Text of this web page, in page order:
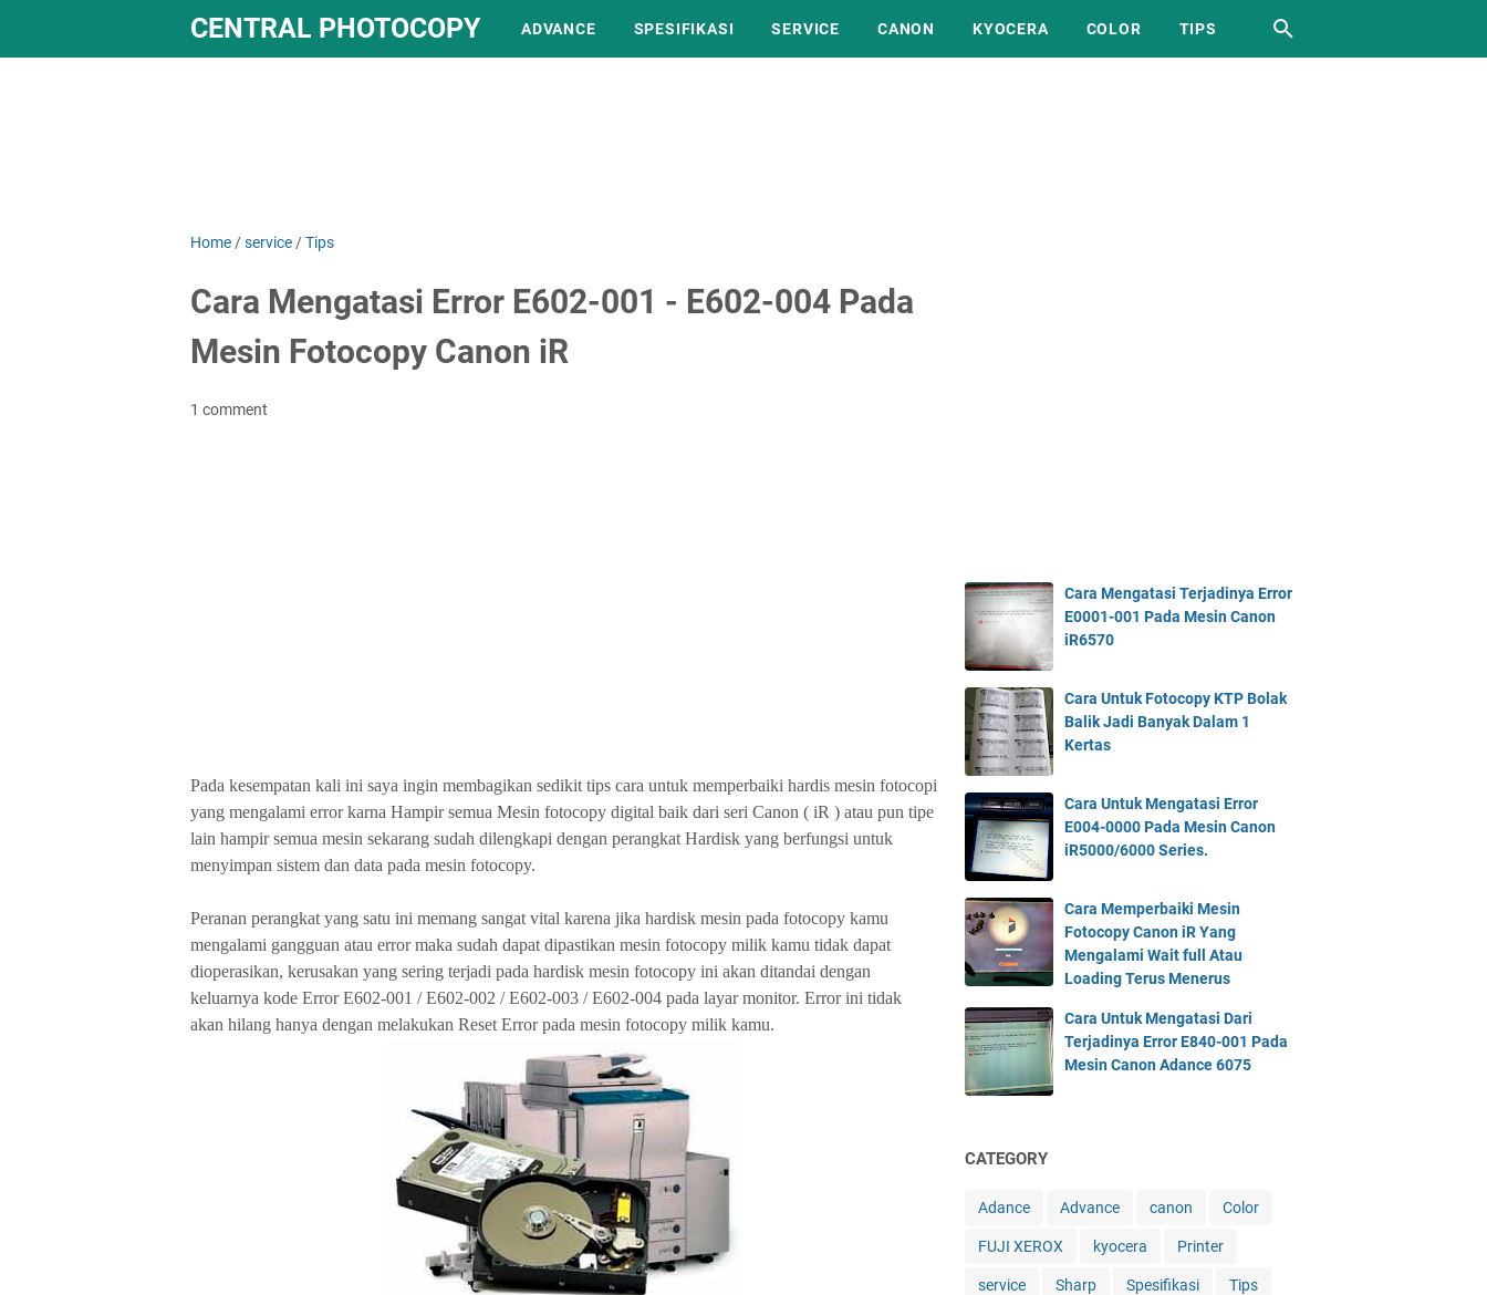
CENTRAL PHOTOCOPY ADVANCE SPESIFIKASI SERVICE CANON KYOCERA COLOR TIPS
Home /service /Tips
Cara Mengatasi Error E602-001 - E602-004 Pada
Mesin Fotocopy Canon iR
1 comment
Pada kesempatan kali ini saya ingin membagikan sedikit tips cara untuk memperbaiki hardis mesin fotocopi
yang mengalami error karna Hampir semua Mesin fotocopy digital baik dari seri Canon ( iR ) atau pun tipe
lain hampir semua mesin sekarang sudah dilengkapi dengan perangkat Hardisk yang berfungsi untuk
menyimpan sistem dan data pada mesin fotocopy.
Peranan perangkat yang satu ini memang sangat vital karena jika hardisk mesin pada fotocopy kamu
mengalami gangguan atau error maka sudah dapat dipastikan mesin fotocopy milik kamu tidak dapat
dioperasikan, kerusakan yang sering terjadi pada hardisk mesin fotocopy ini akan ditandai dengan
keluarnya kode Error E602-001 / E602-002 / E602-003 / E602-004 pada layar monitor. Error ini tidak
akan hilang hanya dengan melakukan Reset Error pada mesin fotocopy milik kamu.
Cara Mengatasi Terjadinya Error
E0001-001 Pada Mesin Canon
iR6570
Cara Untuk Fotocopy KTP Bolak
Balik Jadi Banyak Dalam 1
Kertas
Cara Untuk Mengatasi Error
E004-0000 Pada Mesin Canon
iR5000/6000 Series.
Cara Memperbaiki Mesin
Fotocopy Canon iR Yang
Mengalami Wait full Atau
Loading Terus Menerus
Cara Untuk Mengatasi Dari
Terjadinya Error E840-001 Pada
Mesin Canon Adance 6075
CATEGORY
Adance Advance canon Color
FUJI XEROX kyocera Printer
service Sharp Spesifikasi Tips